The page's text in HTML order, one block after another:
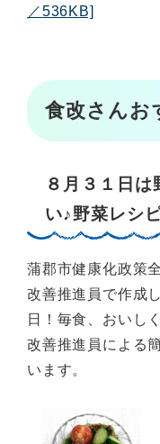
／536KB]
食改さんお
８月３１日は
い♪野菜レシ
蒲郡市健康化政策
改善推進員で作成
日！毎食、おいし
改善推進員による
います。